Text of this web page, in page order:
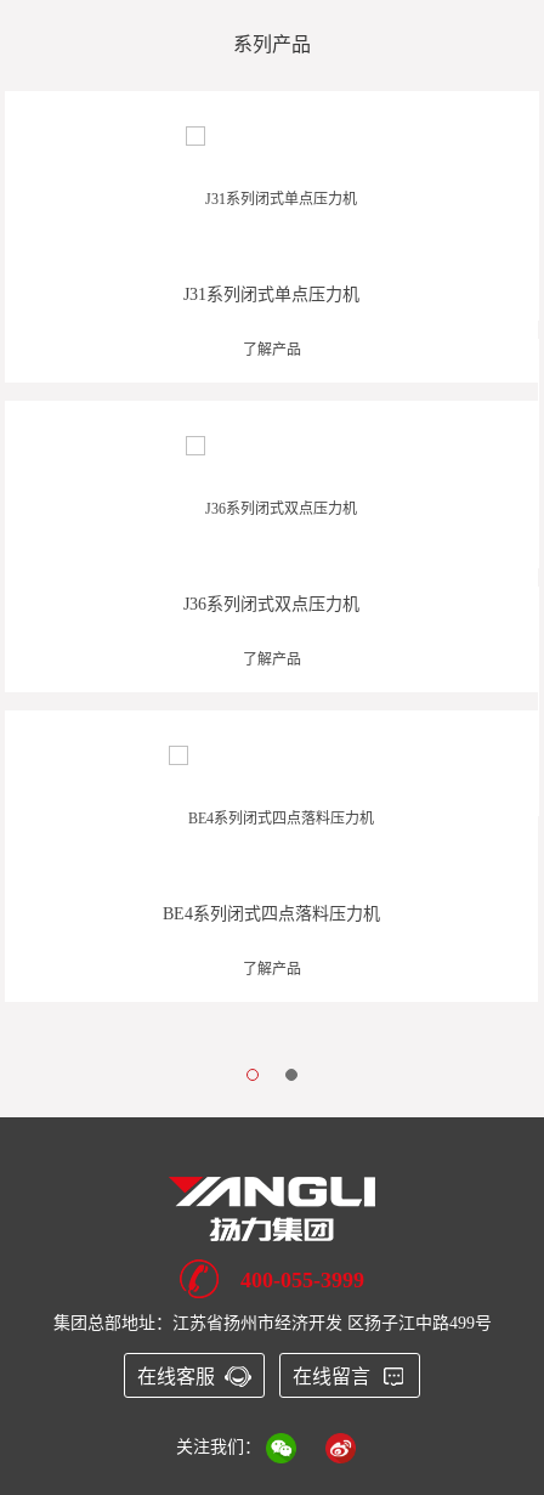
系列产品
J31系列闭式单点压力机
了解产品
J36系列闭式双点压力机
了解产品
BE4系列闭式四点落料压力机
了解产品
400-055-3999
集团总部地址：江苏省扬州市经济开发 区扬子江中路499号
在线客服 在线留言
关注我们：